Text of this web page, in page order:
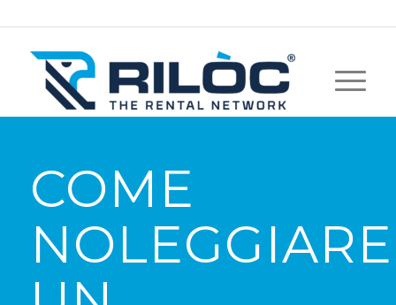
COME
NOLEGGIARE